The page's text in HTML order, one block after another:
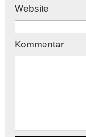
Website
Kommentar